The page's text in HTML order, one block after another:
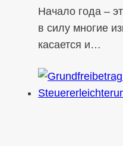
Начало года –
в силу многие
касается и…